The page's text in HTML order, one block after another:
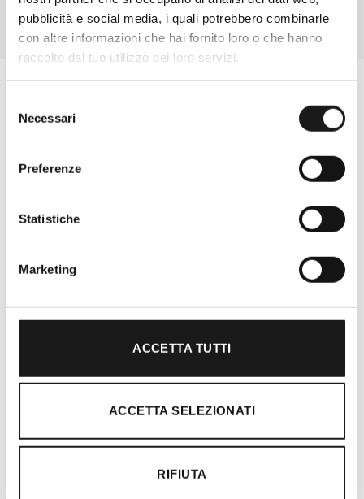
pubblicità e social media, i quali potrebbero combinarle
con altre informazioni che hai fornito loro o che hanno
raccolto dal tuo utilizzo dei loro servizi.
delNecessari
Preferenze
Statistiche
Marketing
ACCETTA TUTTI
ACCETTA SELEZIONATI
RIFIUTA
Roma, RRTrek è il punto di riferimento
clienti con professionalità, rendendo
l’acquisto un’esperienza formativa e